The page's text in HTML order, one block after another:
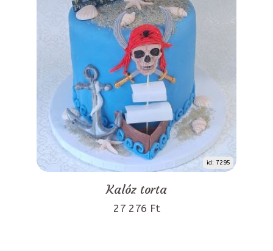
id: 7295
Kalóz torta
27 276 Ft